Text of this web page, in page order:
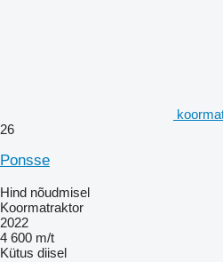
26
Ponsse
Hind nõudmisel
Koormatraktor
2022
4 600 m/t
Kütus diisel